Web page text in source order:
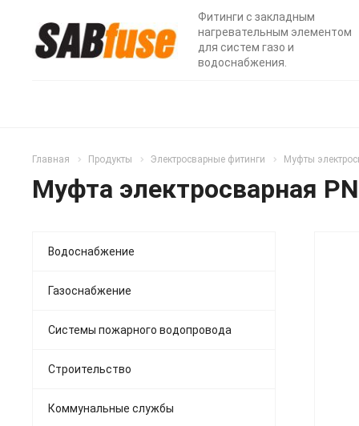
Фитинги с закладным
нагревательным элементом
для систем газо и
водоснабжения.
Главная Продукты Электросварные фитинги Муфты
Муфта электросварная
Водоснабжение
Газоснабжение
Системы пожарного водопровода
Строительство
Коммунальные службы